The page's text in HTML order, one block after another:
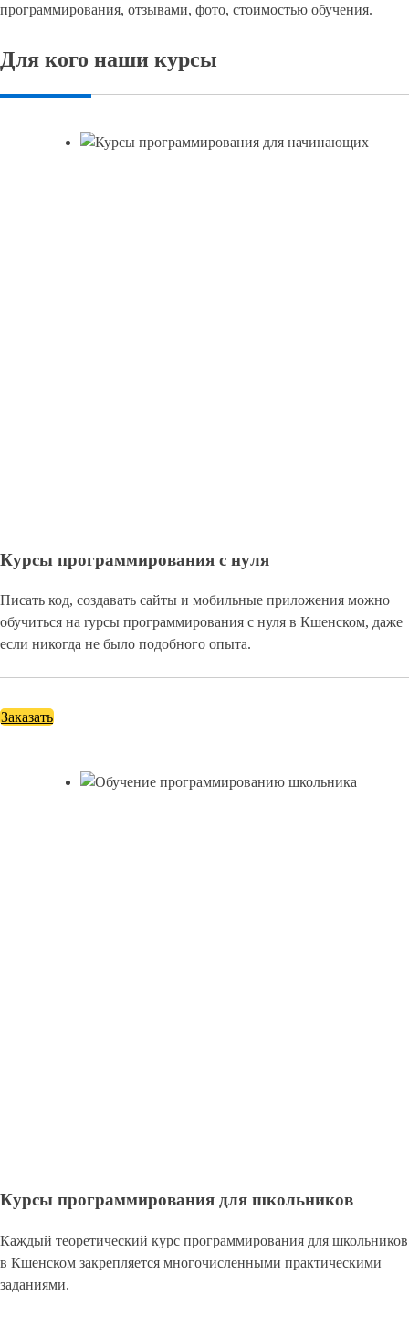
программирования, отзывами, фото, стоимостью обучения.
Для кого наши курсы
Курсы программирования с нуля
Писать код, создавать сайты и мобильные приложения можно
обучиться на rурсы программирования с нуля в Кшенском, даже
если никогда не было подобного опыта.
Заказать
Курсы программирования для школьников
Каждый теоретический курс программирования для школьников
в Кшенском закрепляется многочисленными практическими
заданиями.